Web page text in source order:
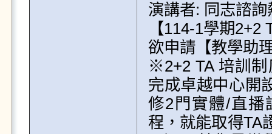
演講者: 同志諮
【114-1學期
欲申請【教學助
※2+2 TA 培訓
完成卓越中心開
修2門實體/直播
程，就能取得TA